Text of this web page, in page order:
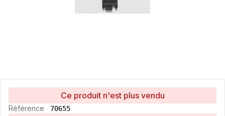
Ce produit n'est plus vendu
Référence 70655